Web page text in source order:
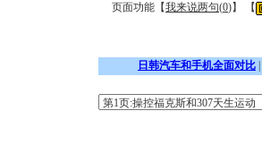
页面功能【我来说两句(0)】 【
日韩汽车和手机全面对比